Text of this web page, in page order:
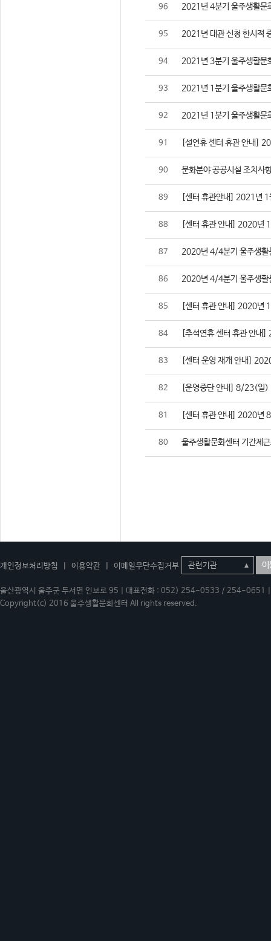
96 2021년 4분기 울주생활문
95 2021년 대관 신청 한시적
94 2021년 3분기 울주생활문
93 2021년 1분기 울주생활문
92 2021년 1분기 울주생활문
91 [설연휴 센터 휴관 안내
90 문화분야 공공시설 조치사
89 [센터 휴관안내] 2021년 1
88 [센터 휴관 안내] 2020년
87 2020년 4/4분기 울주생활
86 2020년 4/4분기 울주생활
85 [센터 휴관 안내] 2020년
84 [추석연휴 센터 휴관 안
83 [센터 운영 재개 안내]
82 [운영중단 안내] 8/23(일)
81 [센터 휴관 안내] 2020년
80 울주생활문화센터 기간제
개인정보처리방침 이용약관 이메일무단수집거부 이
울산광역시 울주군 두서면 인보로 95 | 대표전화 : 052) 254-0533 / 254-
Copyright(c) 2016 울주생활문화센터 All rights reserved.